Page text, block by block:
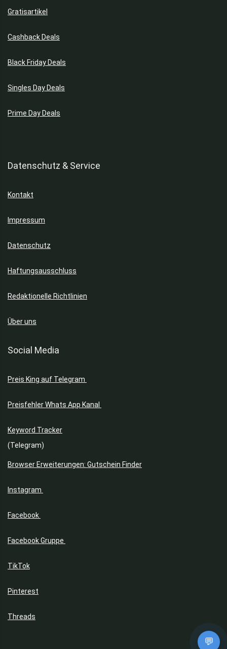
Gratisartikel
Cashback Deals
Black Friday Deals
Singles Day Deals
Prime Day Deals
Datenschutz & Service
Kontakt
Impressum
Datenschutz
Haftungsausschluss
Redaktionelle Richtlinien
Über uns
Social Media
Preis King auf Telegram
Preisfehler Whats App Kanal
Keyword Tracker
(Telegram)
Browser Erweiterungen: Gutschein Finder
Instagram
Facebook
Facebook Gruppe
TikTok
Pinterest
Threads
💬